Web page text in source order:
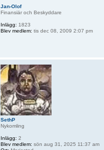
Jan-Olof
Finansiär och Beskyddare
Inlägg: 1823
Blev medlem: tis dec 08, 2009 2:07 pm
SethP
Nykomling
Inlägg: 2
Blev medlem: sön aug 31, 2025 11:37 am